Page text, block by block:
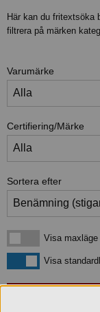
Här kan du fritextsöka
filtrera på märken
Varumärke
Certifiering/Märke
Sortera efter
Visa maxläge 1 vara/rad
Visa maxläge
Visa standardläge
Visa